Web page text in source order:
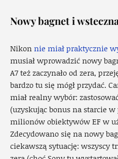
Nowy bagnet i
Nikonnie miał praktycznie
musiał wprowadzić nowy
A7 też zaczynało od zera,
bardzo tu się mógł przydać.
miał realny wybór:
(uzyskując bonus na starcie w
milionów obiektywów EF w
Zdecydowano się na nowy
ciekawszą sytuację: wszyscy